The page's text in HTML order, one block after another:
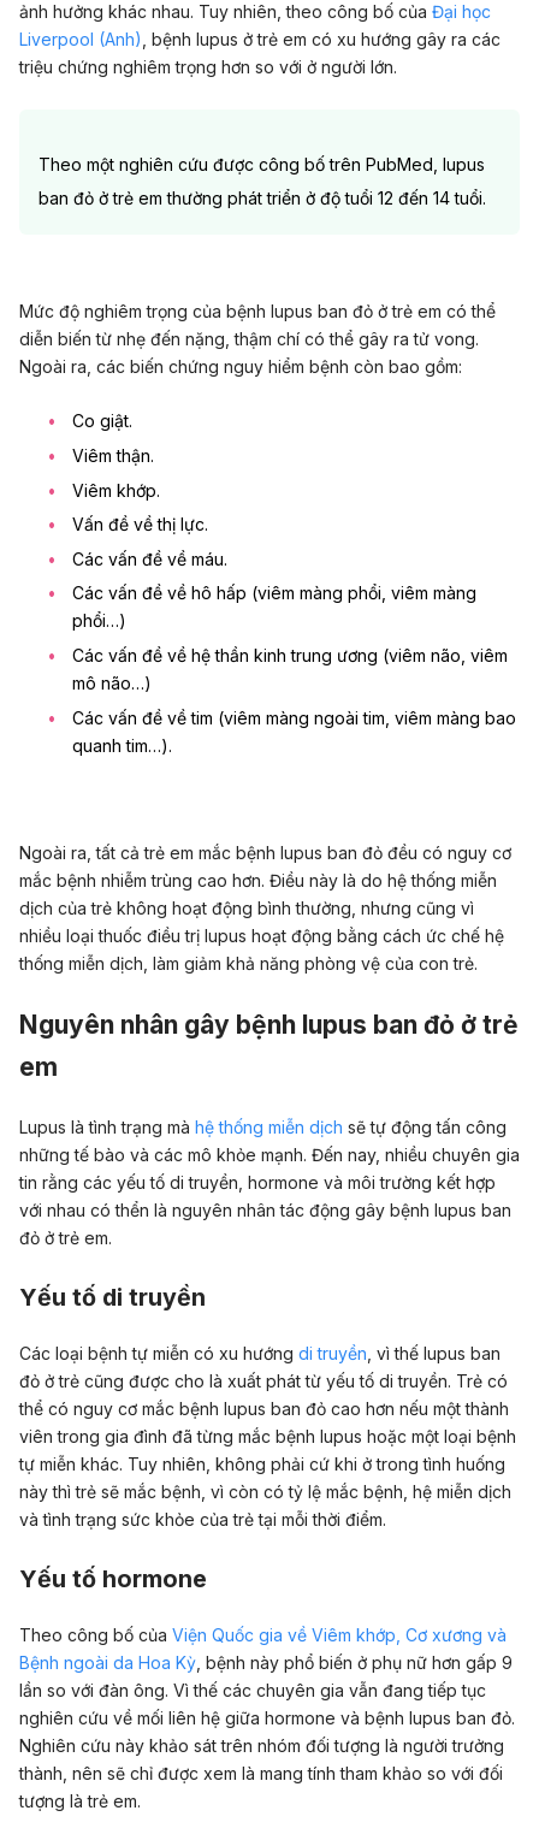
ảnh hưởng khác nhau. Tuy nhiên, theo công bố của Đại học
Liverpool (Anh) , bệnh lupus ở trẻ em có xu hướng gây ra các
triệu chứng nghiêm trọng hơn so với ở người lớn.
Theo một nghiên cứu được công bố trên PubMed , lupus
ban đỏ ở trẻ em thường phát triển ở độ tuổi 12 đến 14 tuổi.
Mức độ nghiêm trọng của bệnh lupus ban đỏ ở trẻ em có thể
diễn biến từ nhẹ đến nặng, thậm chí có thể gây ra tử vong.
Ngoài ra, các biến chứng nguy hiểm bệnh còn bao gồm:
Co giật.
Viêm thận.
Viêm khớp.
Vấn đề về thị lực.
Các vấn đề về máu.
Các vấn đề về hô hấp (viêm màng phổi, viêm màng
phổi…)
Các vấn đề về hệ thần kinh trung ương (viêm não, viêm
mô não…)
Các vấn đề về tim (viêm màng ngoài tim, viêm màng bao
quanh tim…).
Ngoài ra, tất cả trẻ em mắc bệnh lupus ban đỏ đều có nguy cơ
mắc bệnh nhiễm trùng cao hơn. Điều này là do hệ thống miễn
dịch của trẻ không hoạt động bình thường, nhưng cũng vì
nhiều loại thuốc điều trị lupus hoạt động bằng cách ức chế hệ
thống miễn dịch, làm giảm khả năng phòng vệ của con trẻ.
Nguyên nhân gây bệnh lupus ban đỏ ở trẻ
em
Lupus là tình trạng mà hệ thống miễn dịch sẽ tự động tấn công
những tế bào và các mô khỏe mạnh. Đến nay, nhiều chuyên gia
tin rằng các yếu tố di truyền, hormone và môi trường kết hợp
với nhau có thển là nguyên nhân tác động gây bệnh lupus ban
đỏ ở trẻ em.
Yếu tố di truyền
Các loại bệnh tự miễn có xu hướng di truyền , vì thế lupus ban
đỏ ở trẻ cũng được cho là xuất phát từ yếu tố di truyền. Trẻ có
thể có nguy cơ mắc bệnh lupus ban đỏ cao hơn nếu một thành
viên trong gia đình đã từng mắc bệnh lupus hoặc một loại bệnh
tự miễn khác. Tuy nhiên, không phải cứ khi ở trong tình huống
này thì trẻ sẽ mắc bệnh, vì còn có tỷ lệ mắc bệnh, hệ miễn dịch
và tình trạng sức khỏe của trẻ tại mỗi thời điểm.
Yếu tố hormone
Theo công bố của Viện Quốc gia về Viêm khớp, Cơ xương và
Bệnh ngoài da Hoa Kỳ , bệnh này phổ biến ở phụ nữ hơn gấp 9
lần so với đàn ông. Vì thế các chuyên gia vẫn đang tiếp tục
nghiên cứu về mối liên hệ giữa hormone và bệnh lupus ban đỏ.
Nghiên cứu này khảo sát trên nhóm đối tượng là người trưởng
thành, nên sẽ chỉ được xem là mang tính tham khảo so với đối
tượng là trẻ em.